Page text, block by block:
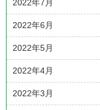
2022年7月
2022年6月
2022年5月
2022年4月
2022年3月